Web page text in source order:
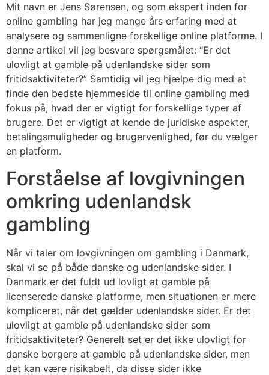
Mit navn er Jens Sørensen, og som ekspert inden for
online gambling har jeg mange års erfaring med at
analysere og sammenligne forskellige online platforme. I
denne artikel vil jeg besvare spørgsmålet: “Er det
ulovligt at gamble på udenlandske sider som
fritidsaktiviteter?” Samtidig vil jeg hjælpe dig med at
finde den bedste hjemmeside til online gambling med
fokus på, hvad der er vigtigt for forskellige typer af
brugere. Det er vigtigt at kende de juridiske aspekter,
betalingsmuligheder og brugervenlighed, før du vælger
en platform.
Forståelse af lovgivningen
omkring udenlandsk
gambling
Når vi taler om lovgivningen om gambling i Danmark,
skal vi se på både danske og udenlandske sider. I
Danmark er det fuldt ud lovligt at gamble på
licenserede danske platforme, men situationen er mere
kompliceret, når det gælder udenlandske sider. Er det
ulovligt at gamble på udenlandske sider som
fritidsaktiviteter? Generelt set er det ikke ulovligt for
danske borgere at gamble på udenlandske sider, men
det kan være risikabelt, da disse sider ikke